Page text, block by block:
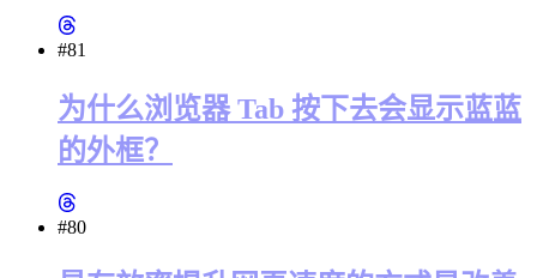
#81
为什么浏览器 Tab 按下去会显示蓝蓝
的外框？
#80